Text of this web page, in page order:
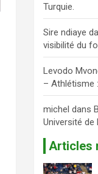
Turquie.
Sire ndiaye
visibilité du
Levodo
– Athlétisme
michel dans
Université de
Articles